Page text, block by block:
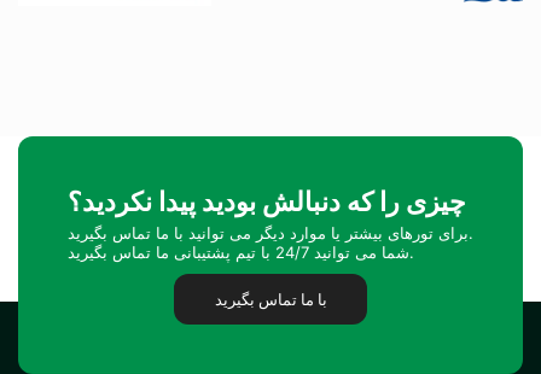
چیزی را که دنبالش بودید پیدا نکردید؟
برای تورهای بیشتر یا موارد دیگر می توانید با ما تماس بگیرید.
شما می توانید 24/7 با تیم پشتیبانی ما تماس بگیرید.
با ما تماس بگیرید